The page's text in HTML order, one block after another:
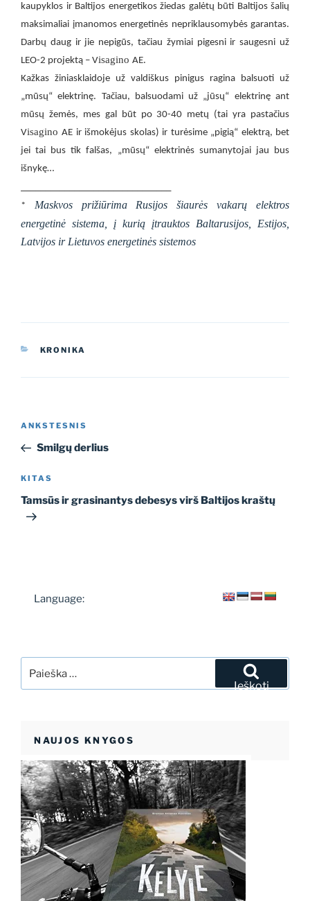
kaupyklos ir Baltijos energetikos žiedas galėtų būti Baltijos šalių
maksimaliai įmanomos energetinės nepriklausomybės garantas.
Darbų daug ir jie nepigūs, tačiau žymiai pigesni ir saugesni už
LEO-2 projektą – Visagino AE.
Kažkas žiniasklaidoje už valdiškus pinigus ragina balsuoti už
„mūsų“ elektrinę. Tačiau, balsuodami už „jūsų“ elektrinę ant
mūsų žemės, mes gal būt po 30-40 metų (tai yra pastačius
VisaginoAE ir išmokėjus skolas) ir turėsime „pigią“ elektrą, bet
jei tai bus tik falšas, „mūsų“ elektrinės sumanytojai jau bus
išnykę…
*
Maskvos prižiūrima Rusijos šiaurės vakarų elektros
energetinė sistema, į kurią įtrauktos Baltarusijos, Estijos,
Latvijos ir Lietuvos energetinės sistemos
KATEGORIJOS
KRONIKA
Navigacija
įrašų
Ankstesnis
įrašas
ANKSTESNIS
Smilgų derlius
Kitas
įrašas
KITAS
Tamsūs ir grasinantys debesys virš Baltijos kraštų
Language:
Ieškoti
NAUJOS KNYGOS